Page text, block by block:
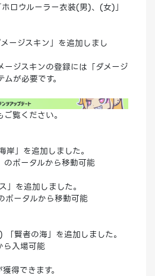
ロウルーラー衣装(男)、(女)」
ージスキン」を追加しまし
ジスキンの登録には「ダメージ
が必要です。
ご覧ください。
岸」を追加しました。
ポータルから移動可能
」を追加しました。
ータルから移動可能
賢者の海」を追加しました。
入場可能
得できます。